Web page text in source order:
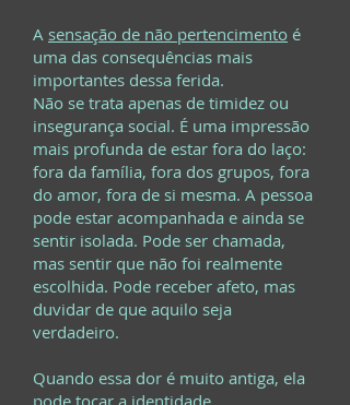
A sensação de não pertencimento é
uma das consequências mais
importantes dessa ferida.
Não se trata apenas de timidez ou
insegurança social. É uma impressão
mais profunda de estar fora do laço:
fora da família, fora dos grupos, fora
do amor, fora de si mesma. A pessoa
pode estar acompanhada e ainda se
sentir isolada. Pode ser chamada,
mas sentir que não foi realmente
escolhida. Pode receber afeto, mas
duvidar de que aquilo seja
verdadeiro.
Quando essa dor é muito antiga, ela
pode tocar a identidade.